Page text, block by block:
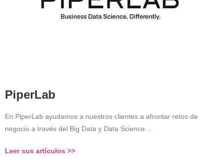
PiperLab
En PiperLab ayudamos a nuestros clientes a afrontar retos de
negocio a través del Big Data y Data Science…
Leer sus artículos >>